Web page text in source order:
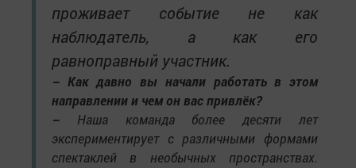
проживает событие не как
наблюдатель, а как его
равноправный участник.
– Как давно вы начали работать в этом
направлении и чем он вас привлёк?
– Наша команда более десяти лет
экспериментирует с различными формами
спектаклей в необычных пространствах.